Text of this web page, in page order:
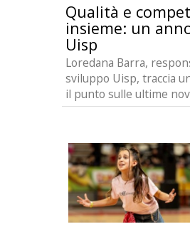
Qualità e
insieme: un
Uisp
Loredana Barra,
sviluppo Uisp, traccia
il punto sulle ultime